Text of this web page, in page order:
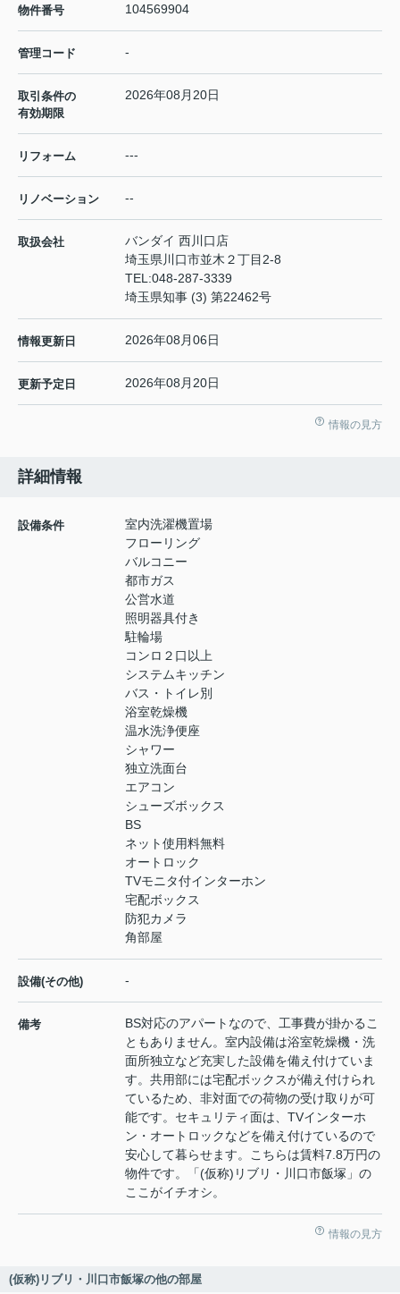
物件番号 104569904
管理コード -
取引条件の
有効期限
2026年08月20日
リフォーム ---
リノベーション --
取扱会社
バンダイ 西川口店
埼玉県川口市並木２丁目2-8
TEL:048-287-3339
埼玉県知事 (3) 第22462号
情報更新日 2026年08月06日
更新予定日 2026年08月20日
情報の見方
詳細情報
設備条件
室内洗濯機置場
フローリング
バルコニー
都市ガス
公営水道
照明器具付き
駐輪場
コンロ２口以上
システムキッチン
バス・トイレ別
浴室乾燥機
温水洗浄便座
シャワー
独立洗面台
エアコン
シューズボックス
BS
ネット使用料無料
オートロック
TVモニタ付インターホン
宅配ボックス
防犯カメラ
角部屋
設備(その他) -
備考
BS対応のアパートなので、工事費が掛かるこ
ともありません。室内設備は浴室乾燥機・洗
面所独立など充実した設備を備え付けていま
す。共用部には宅配ボックスが備え付けられ
ているため、非対面での荷物の受け取りが可
能です。セキュリティ面は、TVインターホ
ン・オートロックなどを備え付けているので
安心して暮らせます。こちらは賃料7.8万円の
物件です。「(仮称)リブリ・川口市飯塚」の
ここがイチオシ。
情報の見方
(仮称)リブリ・川口市飯塚の他の部屋